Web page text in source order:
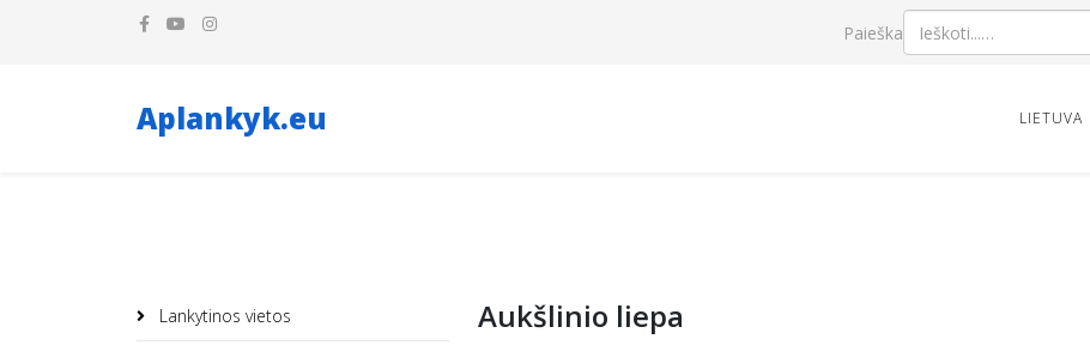
Paieška
Aplankyk.eu LIETUVA
Lankytinos vietos Aukšlinio liepa